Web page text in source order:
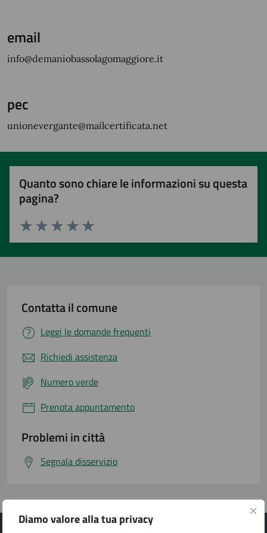
Diamo valore alla tua privacy
email
info@demaniobassolagomaggiore.it
pec
unionevergante@mailcertificata.net
Quanto sono chiare le informazioni su questa
pagina?
Valuta 5 stelle su 5
Valuta 4 stelle su 5
Valuta 3 stelle su 5
Valuta 2 stelle su 5
Valuta 1 stelle su 5
Contatta il comune
Leggi le domande frequenti
Richiedi assistenza
Numero verde
Prenota appuntamento
Problemi in città
Segnala disservizio